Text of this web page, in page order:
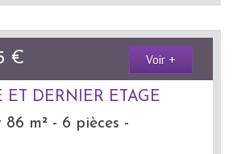
€ Voir +
ET DERNIER ETAGE
m² - 6 pièces -